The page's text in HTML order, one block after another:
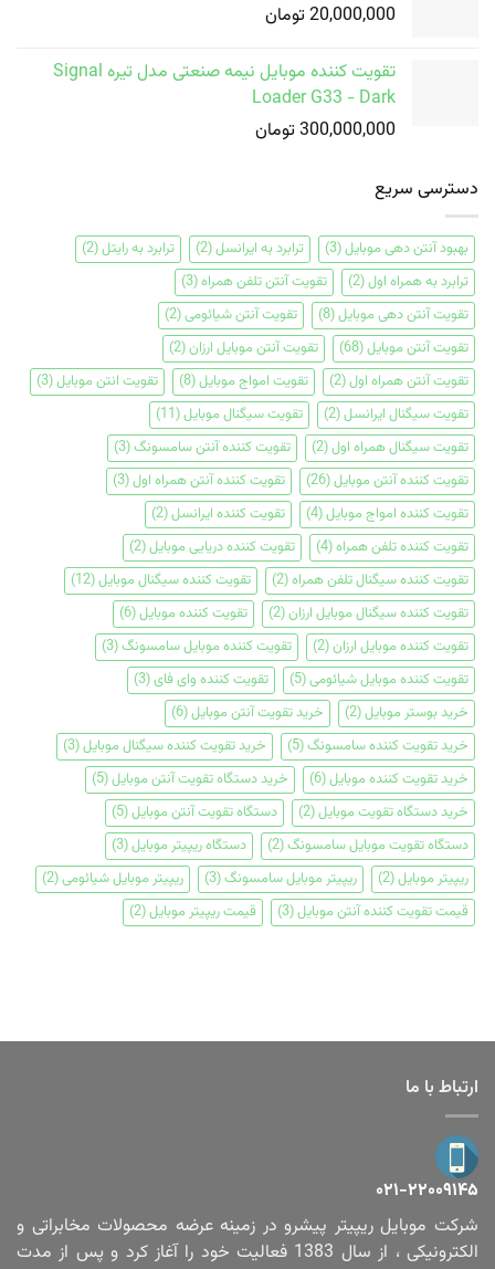
20,000,000 تومان
تقویت کننده موبایل نیمه صنعتی مدل تیره Signal
Loader G33 - Dark
300,000,000 تومان
دسترسی سریع
بهبود آنتن دهی موبایل(3) ترابرد به ایرانسل(2) ترابرد به رایتل(2)
ترابرد به همراه اول(2) تقویت آنتن تلفن همراه(3)
تقویت آنتن دهی موبایل(8) تقویت آنتن شیائومی(2)
تقویت آنتن موبایل(68) تقویت آنتن موبایل ارزان(2)
تقویت آنتن همراه اول(2) تقویت امواج موبایل(8) تقویت انتن موبایل(3)
تقویت سیگنال ایرانسل(2) تقویت سیگنال موبایل(11)
تقویت سیگنال همراه اول(2) تقویت کننده آنتن سامسونگ(3)
تقویت کننده آنتن موبایل(26) تقویت کننده آنتن همراه اول(3)
تقویت کننده امواج موبایل(4) تقویت کننده ایرانسل(2)
تقویت کننده تلفن همراه(4) تقویت کننده دریایی موبایل(2)
تقویت کننده سیگنال تلفن همراه(2) تقویت کننده سیگنال موبایل(12)
تقویت کننده سیگنال موبایل ارزان(2) تقویت کننده موبایل(6)
تقویت کننده موبایل ارزان(2) تقویت کننده موبایل سامسونگ(3)
تقویت کننده موبایل شیائومی(5) تقویت کننده وای فای(3)
خرید بوستر موبایل(2) خرید تقویت آنتن موبایل(6)
خرید تقویت کننده سامسونگ(5) خرید تقویت کننده سیگنال موبایل(3)
خرید تقویت کننده موبایل(6) خرید دستگاه تقویت آنتن موبایل(5)
خرید دستگاه تقویت موبایل(2) دستگاه تقویت آنتن موبایل(5)
دستگاه تقویت موبایل سامسونگ(2) دستگاه ریپیتر موبایل(3)
ریپیتر موبایل(2) ریپیتر موبایل سامسونگ(3) ریپیتر موبایل شیائومی(2)
قیمت تقویت کننده آنتن موبایل(3) قیمت ریپیتر موبایل(2)
ارتباط با ما
۰۲۱-۲۲۰۰۹۱۴۵
شرکت موبایل ریپیتر پیشرو در زمینه عرضه محصولات مخابراتی و
الکترونیکی ، از سال 1383 فعالیت خود را آغاز کرد و پس از مدت